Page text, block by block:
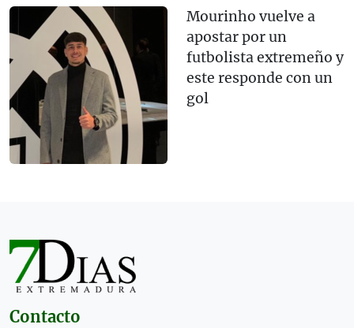
Mourinho vuelve a
apostar por un
futbolista extremeño y
este responde con un
gol
Contacto